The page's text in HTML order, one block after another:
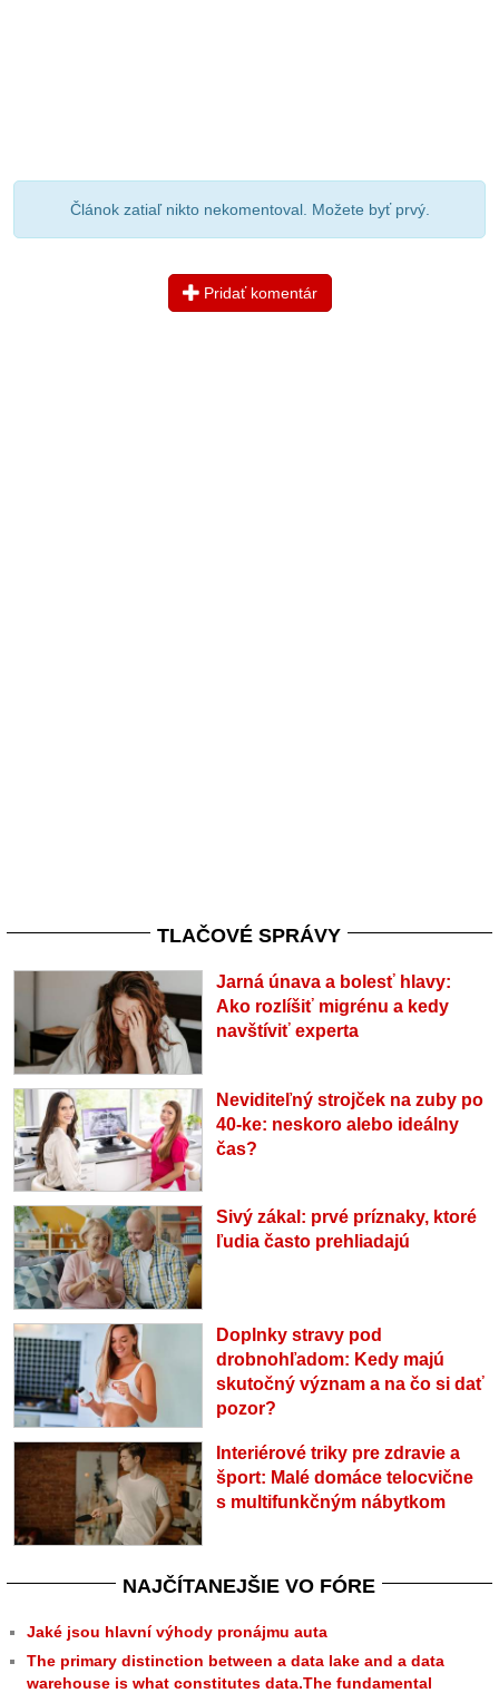
Článok zatiaľ nikto nekomentoval. Možete byť prvý.
Pridať komentár
TLAČOVÉ SPRÁVY
Jarná únava a bolesť hlavy:
Ako rozlíšiť migrénu a kedy
navštíviť experta
Neviditeľný strojček na zuby po
40-ke: neskoro alebo ideálny
čas?
Sivý zákal: prvé príznaky, ktoré
ľudia často prehliadajú
Doplnky stravy pod
drobnohľadom: Kedy majú
skutočný význam a na čo si dať
pozor?
Interiérové triky pre zdravie a
šport: Malé domáce telocvične
s multifunkčným nábytkom
NAJČÍTANEJŠIE VO FÓRE
Jaké jsou hlavní výhody pronájmu auta
The primary distinction between a data lake and a data
warehouse is what constitutes data.The fundamental